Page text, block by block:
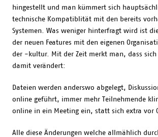
hingestellt und man kümmert sich
technische Kompatiblität mit den bereits
Systemen. Was weniger hinterfragt wird ist
der neuen Features mit den eigenen
der -kultur. Mit der Zeit merkt man, dass sich
damit verändert:
Dateien werden anderswo abgelegt,
online geführt, immer mehr Teilnehmende
online in ein Meeting ein, statt sich extra vor
Alle diese Änderungen welche allmählich